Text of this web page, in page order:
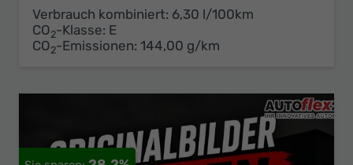
Verbrauch kombiniert: 6,30 l/100km
CO2-Klasse: E
CO2-Emissionen: 144,00 g/km